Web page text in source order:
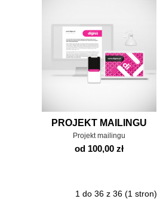
PROJEKT MAILINGU
Projekt mailingu
od 100,00 zł
1 do 36 z 36 (1 stron)